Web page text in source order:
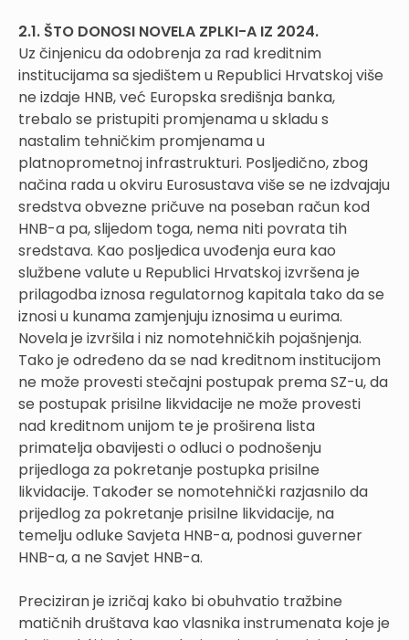
2.1. ŠTO DONOSI NOVELA ZPLKI-A IZ 2024.
Uz činjenicu da odobrenja za rad kreditnim
institucijama sa sjedištem u Republici Hrvatskoj više
ne izdaje HNB, već Europska središnja banka,
trebalo se pristupiti promjenama u skladu s
nastalim tehničkim promjenama u
platnoprometnoj infrastrukturi. Posljedično, zbog
načina rada u okviru Eurosustava više se ne izdvajaju
sredstva obvezne pričuve na poseban račun kod
HNB-a pa, slijedom toga, nema niti povrata tih
sredstava. Kao posljedica uvođenja eura kao
službene valute u Republici Hrvatskoj izvršena je
prilagodba iznosa regulatornog kapitala tako da se
iznosi u kunama zamjenjuju iznosima u eurima.
Novela je izvršila i niz nomotehničkih pojašnjenja.
Tako je određeno da se nad kreditnom institucijom
ne može provesti stečajni postupak prema SZ-u, da
se postupak prisilne likvidacije ne može provesti
nad kreditnom unijom te je proširena lista
primatelja obavijesti o odluci o podnošenju
prijedloga za pokretanje postupka prisilne
likvidacije. Također se nomotehnički razjasnilo da
prijedlog za pokretanje prisilne likvidacije, na
temelju odluke Savjeta HNB-a, podnosi guverner
HNB-a, a ne Savjet HNB-a.
Preciziran je izričaj kako bi obuhvatio tražbine
matičnih društava kao vlasnika instrumenata koje je